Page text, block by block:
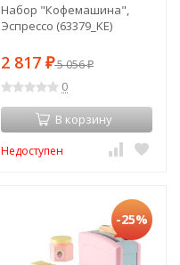
Набор "Кофемашина",
Эспрессо (63379_KE)
2 817 ₽5 056₽
0
В корзину
Недоступен
-25%